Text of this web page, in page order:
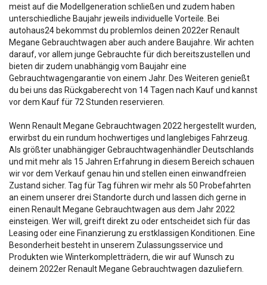
meist auf die Modellgeneration schließen und zudem haben
unterschiedliche Baujahr jeweils individuelle Vorteile. Bei
autohaus24 bekommst du problemlos deinen 2022er Renault
Megane Gebrauchtwagen aber auch andere Baujahre. Wir achten
darauf, vor allem junge Gebrauchte für dich bereitszustellen und
bieten dir zudem unabhängig vom Baujahr eine
Gebrauchtwagengarantie von einem Jahr. Des Weiteren genießt
du bei uns das Rückgaberecht von 14 Tagen nach Kauf und kannst
vor dem Kauf für 72 Stunden reservieren.
Wenn Renault Megane Gebrauchtwagen 2022 hergestellt wurden,
erwirbst du ein rundum hochwertiges und langlebiges Fahrzeug.
Als größter unabhängiger Gebrauchtwagenhändler Deutschlands
und mit mehr als 15 Jahren Erfahrung in diesem Bereich schauen
wir vor dem Verkauf genau hin und stellen einen einwandfreien
Zustand sicher. Tag für Tag führen wir mehr als 50 Probefahrten
an einem unserer drei Standorte durch und lassen dich gerne in
einen Renault Megane Gebrauchtwagen aus dem Jahr 2022
einsteigen. Wer will, greift direkt zu oder entscheidet sich für das
Leasing oder eine Finanzierung zu erstklassigen Konditionen. Eine
Besonderheit besteht in unserem Zulassungsservice und
Produkten wie Winterkompletträdern, die wir auf Wunsch zu
deinem 2022er Renault Megane Gebrauchtwagen dazuliefern.